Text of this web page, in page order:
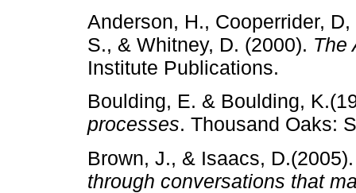
Anderson, H., Cooperrider,
S., & Whitney, D. (2000). The
Institute Publications.
Boulding, E. & Boulding,
processes. Thousand Oaks:
Brown, J., & Isaacs,
through conversations that